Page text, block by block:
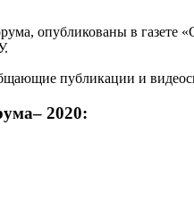
опубликованы в
публикации и
2020: